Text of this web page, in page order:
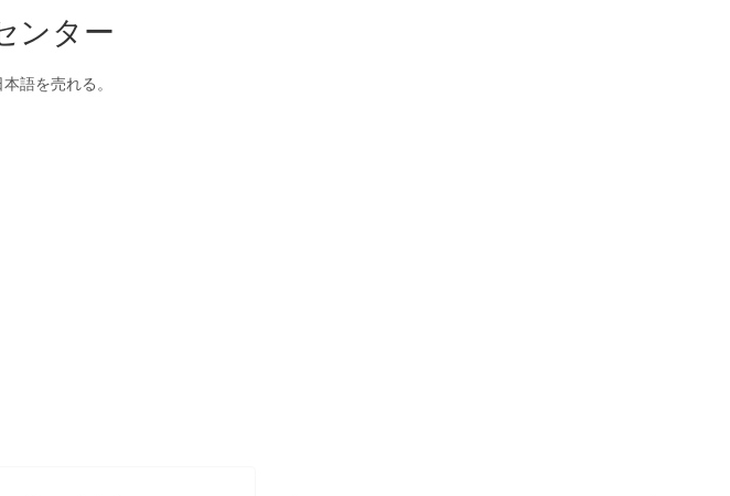
ンター
語を売れる。